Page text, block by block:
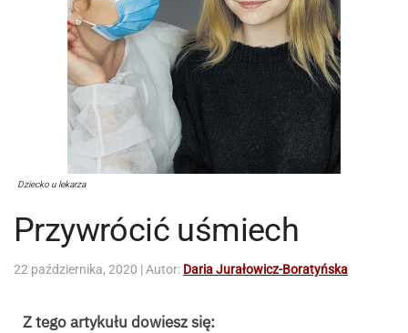
Dziecko u lekarza
Przywrócić uśmiech
22 października, 2020 | Autor: Daria Jurałowicz-Boratyńska
Z tego artykułu dowiesz się: